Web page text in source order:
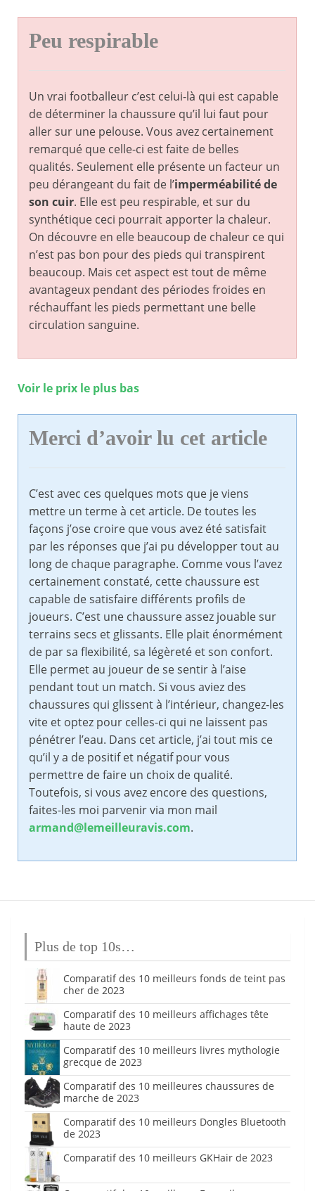
Peu respirable
Un vrai footballeur c’est celui-là qui est capable
de déterminer la chaussure qu’il lui faut pour
aller sur une pelouse. Vous avez certainement
remarqué que celle-ci est faite de belles
qualités. Seulement elle présente un facteur un
peu dérangeant du fait de l’imperméabilité de
son cuir. Elle est peu respirable, et sur du
synthétique ceci pourrait apporter la chaleur.
On découvre en elle beaucoup de chaleur ce qui
n’est pas bon pour des pieds qui transpirent
beaucoup. Mais cet aspect est tout de même
avantageux pendant des périodes froides en
réchauffant les pieds permettant une belle
circulation sanguine.
Voir le prix le plus bas
Merci d’avoir lu cet article
C’est avec ces quelques mots que je viens
mettre un terme à cet article. De toutes les
façons j’ose croire que vous avez été satisfait
par les réponses que j’ai pu développer tout au
long de chaque paragraphe. Comme vous l’avez
certainement constaté, cette chaussure est
capable de satisfaire différents profils de
joueurs. C’est une chaussure assez jouable sur
terrains secs et glissants. Elle plait énormément
de par sa flexibilité, sa légèreté et son confort.
Elle permet au joueur de se sentir à l’aise
pendant tout un match. Si vous aviez des
chaussures qui glissent à l’intérieur, changez-les
vite et optez pour celles-ci qui ne laissent pas
pénétrer l’eau. Dans cet article, j’ai tout mis ce
qu’il y a de positif et négatif pour vous
permettre de faire un choix de qualité.
Toutefois, si vous avez encore des questions,
faites-les moi parvenir via mon mail
armand@lemeilleuravis.com.
Plus de top 10s…
Comparatif des 10 meilleurs fonds de teint pas
cher de 2023
Comparatif des 10 meilleurs affichages tête
haute de 2023
Comparatif des 10 meilleurs livres mythologie
grecque de 2023
Comparatif des 10 meilleures chaussures de
marche de 2023
Comparatif des 10 meilleurs Dongles Bluetooth
de 2023
Comparatif des 10 meilleurs GKHair de 2023